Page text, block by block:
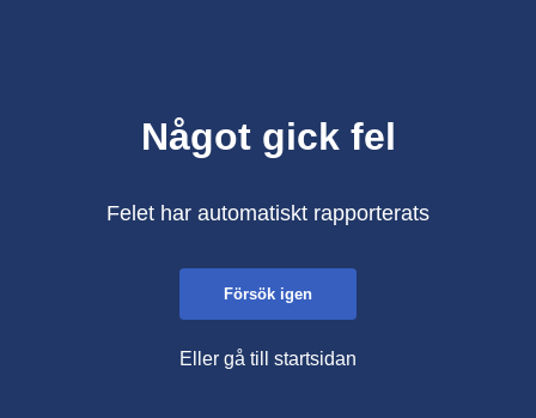
Något gick fel
Felet har automatiskt rapporterats
Försök igen
Eller gå till startsidan